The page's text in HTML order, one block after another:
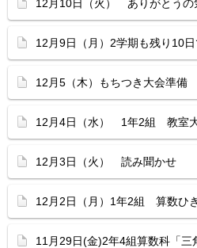
12月10日（火） ありがとうの
12月9日（月）2学期も残り10日
12月5（木）もちつき大会準備
12月4日（水） 1年2組 教室
12月3日（火） 読み聞かせ
12月2日（月）1年2組 算数ひ
11月29日(金)2年4組算数科「三